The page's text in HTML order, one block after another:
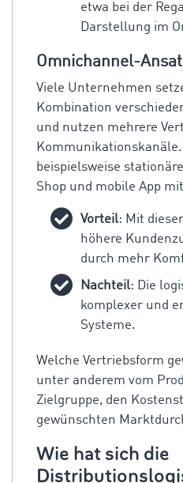
etwa bei der
Darstellung im
Omnichannel-
Viele Unternehmen
Kombination
und nutzen mehrere
Kommunikationskanäle.
beispielsweise
Shop und mobile App
Vorteil: Mit
höhere
durch mehr
Nachteil: Die
komplexer und
Systeme.
Welche Vertriebsform
unter anderem vom
Zielgruppe, den
gewünschten
Wie hat sich die